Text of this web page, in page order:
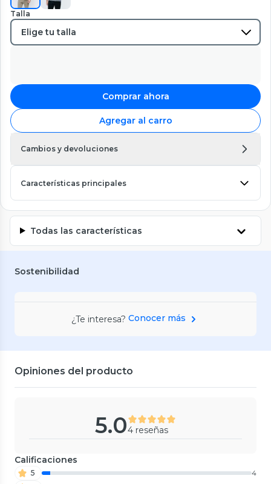
Talla
Comprar ahora
Agregar al carro
Cambios y devoluciones
Características principales
Todas las características
Sostenibilidad
¿Te interesa? Conocer más
Opiniones del producto
5.04 reseñas
Calificaciones
5
4